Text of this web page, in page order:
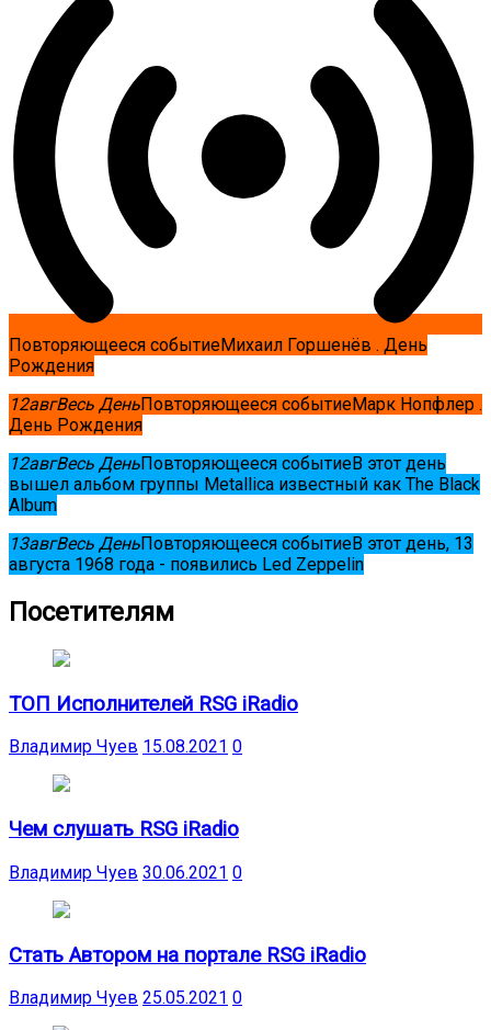
Повторяющееся событиеМихаил Горшенёв . День
Рождения
12авгВесь ДеньПовторяющееся событиеМарк Нопфлер .
День Рождения
12авгВесь ДеньПовторяющееся событиеВ этот день
вышел альбом группы Metallica известный как The Black
Album
13авгВесь ДеньПовторяющееся событиеВ этот день, 13
августа 1968 года - появились Led Zeppelin
Посетителям
ТОП Исполнителей RSG iRadio
Владимир Чуев 15.08.2021 0
Чем слушать RSG iRadio
Владимир Чуев 30.06.2021 0
Стать Автором на портале RSG iRadio
Владимир Чуев 25.05.2021 0